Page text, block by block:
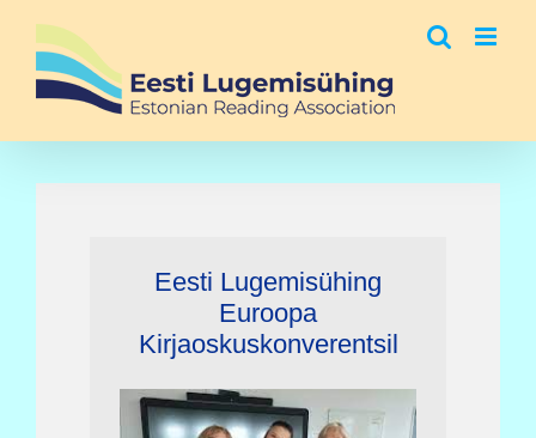
content
Eesti Lugemisühing
Euroopa
Kirjaoskuskonverentsil